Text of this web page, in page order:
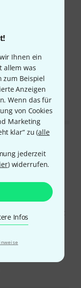
Ihnen ein
allem was
zum Beispiel
Anzeigen
Wenn das für
von Cookies
Marketing
klar“ zu (alle
jederzeit
) widerrufen.
Infos
stabilen
Sehr gut
in der Mitte,
werden. Die
Folie, in der
gibt es
nur empfehlen.
Notenmappe!
eines ganzen
und angenehm
aus und fühlt
sind sehr